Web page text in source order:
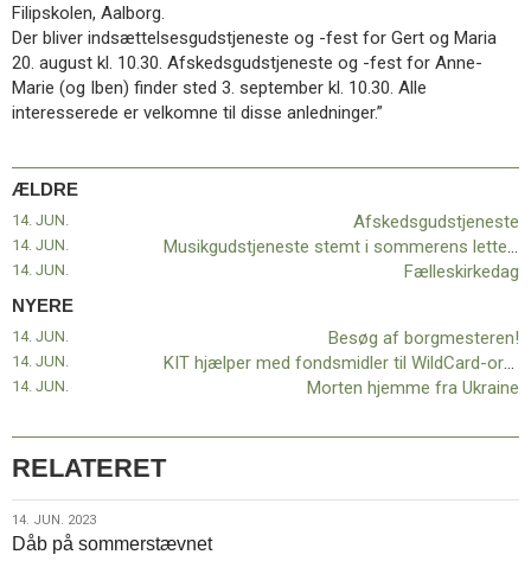
9.0:
Forside
10.0:
Nyheder
11.0:
Kalender
12.0:
Inspiration
13.0:
Værktøjskassen
15.0:
Om
BaptistKirken
16.0:
Kontakt
Næste
indlæg:
Besøg
af
borgmesteren!
Forrige
indlæg:
Filipskolen, Aalborg.
Der bliver indsættelsesgudstjeneste og -fest for Gert og Maria
20. august kl. 10.30. Afskedsgudstjeneste og -fest for Anne-
Marie (og Iben) finder sted 3. september kl. 10.30. Alle
interesserede er velkomne til disse anledninger.”
ÆLDRE
14. JUN. Afskedsgudstjeneste
14. JUN. Musikgudstjeneste stemt i sommerens lette og lyse grundtone
14. JUN. Fælleskirkedag
NYERE
Besøg af borgmesteren!
14. JUN.
KIT hjælper med fondsmidler til WildCard-ordning
14. JUN.
Morten hjemme fra Ukraine
14. JUN.
RELATERET
14.
jun.
14. JUN. 2023
Dåb på sommerstævnet